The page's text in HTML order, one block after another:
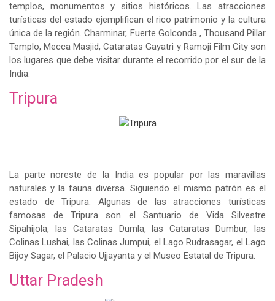
templos, monumentos y sitios históricos. Las atracciones
turísticas del estado ejemplifican el rico patrimonio y la cultura
única de la región. Charminar, Fuerte Golconda , Thousand Pillar
Templo, Mecca Masjid, Cataratas Gayatri y Ramoji Film City son
los lugares que debe visitar durante el recorrido por el sur de la
India.
Tripura
La parte noreste de la India es popular por las maravillas
naturales y la fauna diversa. Siguiendo el mismo patrón es el
estado de Tripura. Algunas de las atracciones turísticas
famosas de Tripura son el Santuario de Vida Silvestre
Sipahijola, las Cataratas Dumla, las Cataratas Dumbur, las
Colinas Lushai, las Colinas Jumpui, el Lago Rudrasagar, el Lago
Bijoy Sagar, el Palacio Ujjayanta y el Museo Estatal de Tripura.
Uttar Pradesh